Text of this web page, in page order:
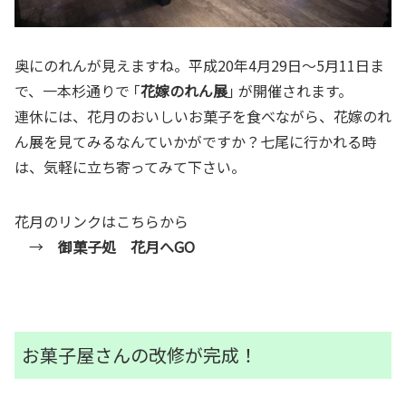
奥にのれんが見えますね。平成20年4月29日～5月11日ま
で、一本杉通りで ｢花嫁のれん展｣ が開催されます。
連休には、花月のおいしいお菓子を食べながら、花嫁のれ
ん展を見てみるなんていかがですか？七尾に行かれる時
は、気軽に立ち寄ってみて下さい。
花月のリンクはこちらから
→ 御菓子処 花月へGO
お菓子屋さんの改修が完成！